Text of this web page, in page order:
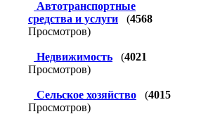
Автотранспортные
средства и услуги
(4568
Просмотров)
Недвижимость (4021
Просмотров)
Сельское хозяйство (4015
Просмотров)